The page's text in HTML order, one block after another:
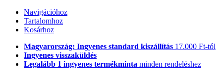
Navigációhoz
Tartalomhoz
Kosárhoz
Magyarország: Ingyenes standard kiszállítás 17.000 Ft-tól
Ingyenes visszaküldés
Legalább 1 ingyenes termékminta minden rendeléshez